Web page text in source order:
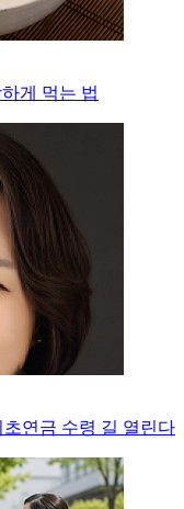
게 먹는 법
연금 수령 길 열린다